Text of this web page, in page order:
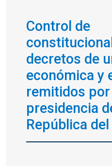
Control de
decretos de
económica y
remitidos por
presidencia
República